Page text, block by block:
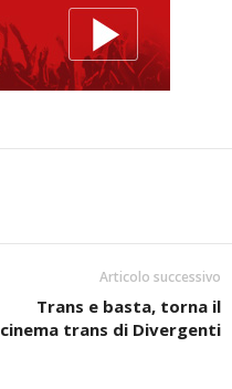
Articolo successivo
Trans e basta, torna il
cinema trans di Divergenti